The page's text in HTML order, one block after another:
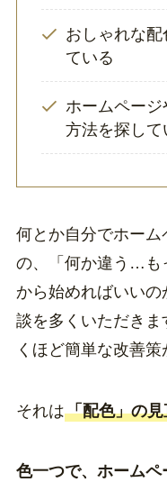
おしゃれな
ている
ホームペー
方法を探して
何とか自分でホー
の、「何か違う…も
から始めればいい
談を多くいただき
くほど簡単な改善策
それは「配色」の
色一つで、ホーム